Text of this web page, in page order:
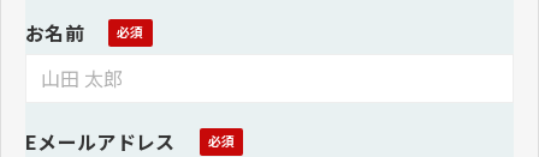
お名前
Eメールアドレス